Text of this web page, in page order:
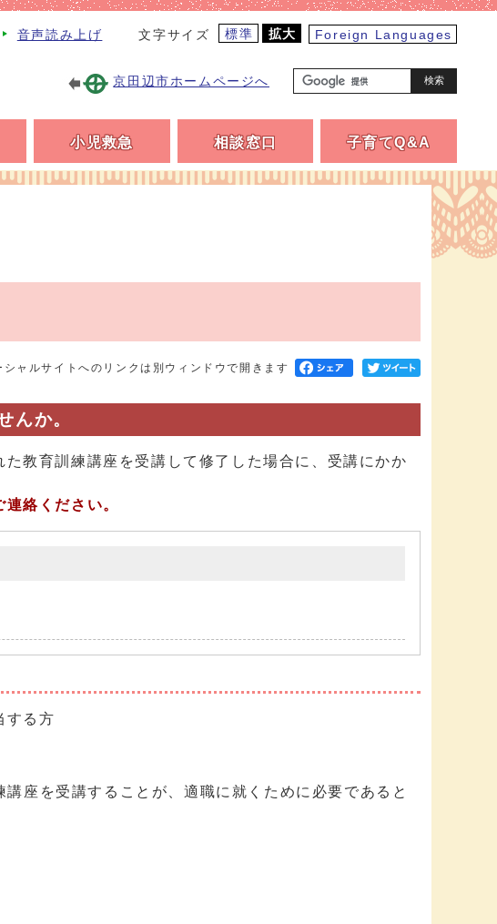
音声読み上げ 文字サイズ 標準 拡大 Foreign Languages
京田辺市ホームページへ 検索
小児救急 相談窓口 子育てQ&A
シャルサイトへのリンクは別ウィンドウで開きます
んか。
教育訓練講座を受講して修了した場合に、受講にかか
絡ください。
する方
座を受講することが、適職に就くために必要であると